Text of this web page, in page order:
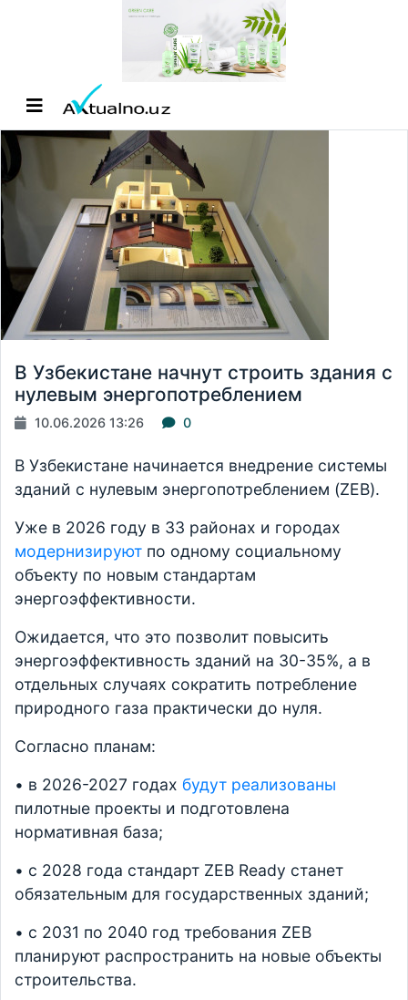
В Узбекистане начнут строить здания с
нулевым энергопотреблением
10.06.2026 13:26 0
В Узбекистане начинается внедрение системы
зданий с нулевым энергопотреблением (ZEB).
Уже в 2026 году в 33 районах и городах
модернизируют по одному социальному
объекту по новым стандартам
энергоэффективности.
Ожидается, что это позволит повысить
энергоэффективность зданий на 30-35%, а в
отдельных случаях сократить потребление
природного газа практически до нуля.
Согласно планам:
• в 2026-2027 годах будут реализованы
пилотные проекты и подготовлена
нормативная база;
• с 2028 года стандарт ZEB Ready станет
обязательным для государственных зданий;
• с 2031 по 2040 год требования ZEB
планируют распространить на новые объекты
строительства.